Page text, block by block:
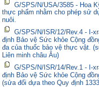
G/SPS/N/USA/3585 - Hoa
thực phẩm nhằm cho phép sử
nuôi.
G/SPS/N/ISR/12/Rev.4 - I-
định Bảo vệ Sức khỏe Cộng
đa của thuốc bảo vệ thực vật.
Liên minh châu Âu)
G/SPS/N/ISR/14/Rev.1 - I-
định Bảo vệ Sức khỏe Cộng
(sửa đổi dựa theo Quy định